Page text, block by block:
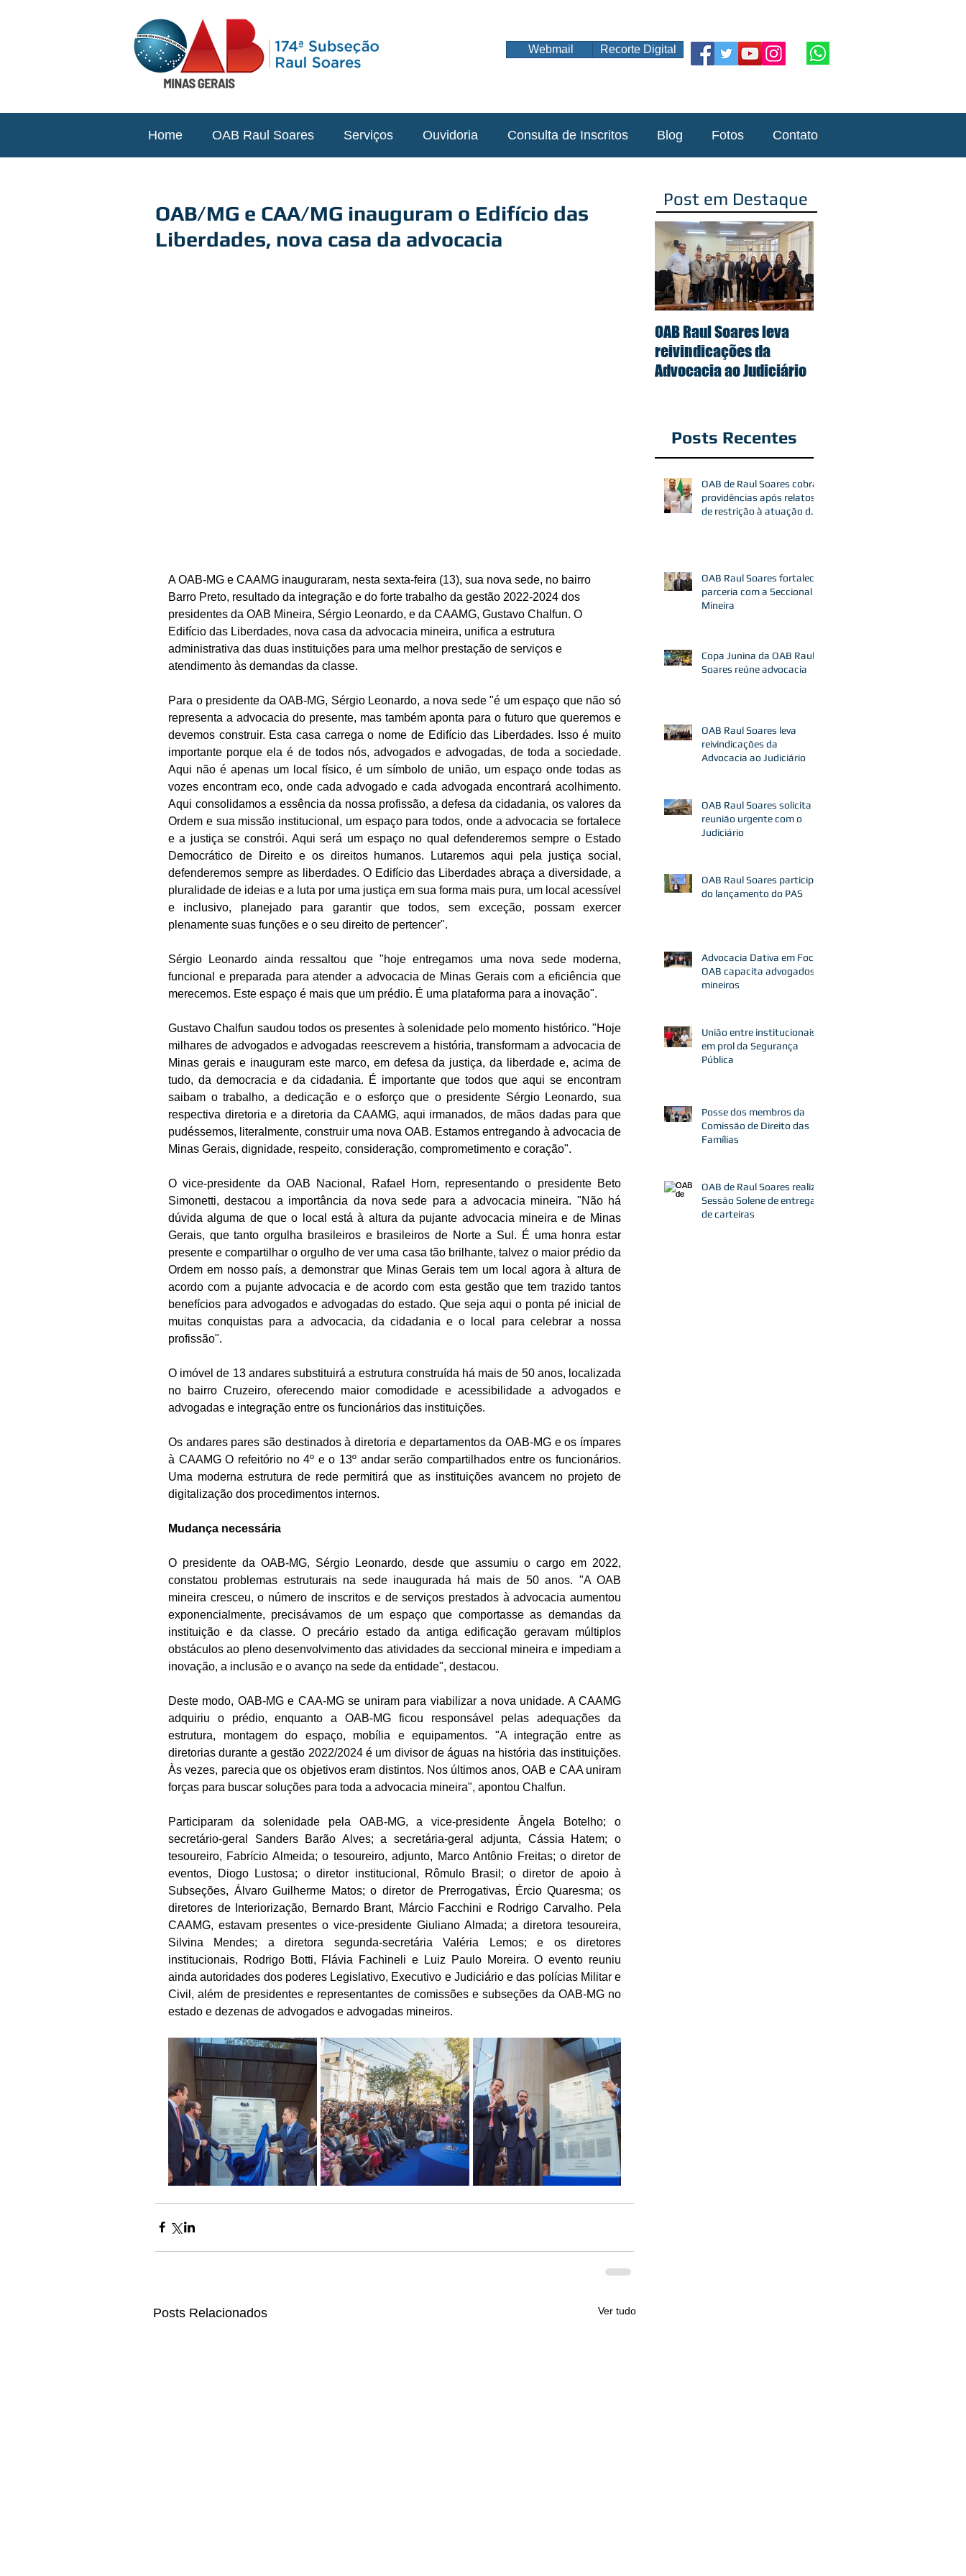
Webmail Recorte Digital
Home OAB Raul Soares Serviços Ouvidoria Consulta de Inscritos Blog Fotos Contato
OAB/MG e CAA/MG inauguram o Edifício das
Liberdades, nova casa da advocacia
A OAB-MG e CAAMG inauguraram, nesta sexta-feira (13), sua nova sede, no bairro
Barro Preto, resultado da integração e do forte trabalho da gestão 2022-2024 dos
presidentes da OAB Mineira, Sérgio Leonardo, e da CAAMG, Gustavo Chalfun. O
Edifício das Liberdades, nova casa da advocacia mineira, unifica a estrutura
administrativa das duas instituições para uma melhor prestação de serviços e
atendimento às demandas da classe.
Para o presidente da OAB-MG, Sérgio Leonardo, a nova sede "é um espaço que não só
representa a advocacia do presente, mas também aponta para o futuro que queremos e
devemos construir. Esta casa carrega o nome de Edifício das Liberdades. Isso é muito
importante porque ela é de todos nós, advogados e advogadas, de toda a sociedade.
Aqui não é apenas um local físico, é um símbolo de união, um espaço onde todas as
vozes encontram eco, onde cada advogado e cada advogada encontrará acolhimento.
Aqui consolidamos a essência da nossa profissão, a defesa da cidadania, os valores da
Ordem e sua missão institucional, um espaço para todos, onde a advocacia se fortalece
e a justiça se constrói. Aqui será um espaço no qual defenderemos sempre o Estado
Democrático de Direito e os direitos humanos. Lutaremos aqui pela justiça social,
defenderemos sempre as liberdades. O Edifício das Liberdades abraça a diversidade, a
pluralidade de ideias e a luta por uma justiça em sua forma mais pura, um local acessível
e inclusivo, planejado para garantir que todos, sem exceção, possam exercer
plenamente suas funções e o seu direito de pertencer".
Sérgio Leonardo ainda ressaltou que "hoje entregamos uma nova sede moderna,
funcional e preparada para atender a advocacia de Minas Gerais com a eficiência que
merecemos. Este espaço é mais que um prédio. É uma plataforma para a inovação".
Gustavo Chalfun saudou todos os presentes à solenidade pelo momento histórico. "Hoje
milhares de advogados e advogadas reescrevem a história, transformam a advocacia de
Minas gerais e inauguram este marco, em defesa da justiça, da liberdade e, acima de
tudo, da democracia e da cidadania. É importante que todos que aqui se encontram
saibam o trabalho, a dedicação e o esforço que o presidente Sérgio Leonardo, sua
respectiva diretoria e a diretoria da CAAMG, aqui irmanados, de mãos dadas para que
pudéssemos, literalmente, construir uma nova OAB. Estamos entregando à advocacia de
Minas Gerais, dignidade, respeito, consideração, comprometimento e coração".
O vice-presidente da OAB Nacional, Rafael Horn, representando o presidente Beto
Simonetti, destacou a importância da nova sede para a advocacia mineira. "Não há
dúvida alguma de que o local está à altura da pujante advocacia mineira e de Minas
Gerais, que tanto orgulha brasileiros e brasileiros de Norte a Sul. É uma honra estar
presente e compartilhar o orgulho de ver uma casa tão brilhante, talvez o maior prédio da
Ordem em nosso país, a demonstrar que Minas Gerais tem um local agora à altura de
acordo com a pujante advocacia e de acordo com esta gestão que tem trazido tantos
benefícios para advogados e advogadas do estado. Que seja aqui o ponta pé inicial de
muitas conquistas para a advocacia, da cidadania e o local para celebrar a nossa
profissão".
O imóvel de 13 andares substituirá a estrutura construída há mais de 50 anos, localizada
no bairro Cruzeiro, oferecendo maior comodidade e acessibilidade a advogados e
advogadas e integração entre os funcionários das instituições.
Os andares pares são destinados à diretoria e departamentos da OAB-MG e os ímpares
à CAAMG O refeitório no 4º e o 13º andar serão compartilhados entre os funcionários.
Uma moderna estrutura de rede permitirá que as instituições avancem no projeto de
digitalização dos procedimentos internos.
Mudança necessária
O presidente da OAB-MG, Sérgio Leonardo, desde que assumiu o cargo em 2022,
constatou problemas estruturais na sede inaugurada há mais de 50 anos. "A OAB
mineira cresceu, o número de inscritos e de serviços prestados à advocacia aumentou
exponencialmente, precisávamos de um espaço que comportasse as demandas da
instituição e da classe. O precário estado da antiga edificação geravam múltiplos
obstáculos ao pleno desenvolvimento das atividades da seccional mineira e impediam a
inovação, a inclusão e o avanço na sede da entidade", destacou.
Deste modo, OAB-MG e CAA-MG se uniram para viabilizar a nova unidade. A CAAMG
adquiriu o prédio, enquanto a OAB-MG ficou responsável pelas adequações da
estrutura, montagem do espaço, mobília e equipamentos. "A integração entre as
diretorias durante a gestão 2022/2024 é um divisor de águas na história das instituições.
Às vezes, parecia que os objetivos eram distintos. Nos últimos anos, OAB e CAA uniram
forças para buscar soluções para toda a advocacia mineira", apontou Chalfun.
Participaram da solenidade pela OAB-MG, a vice-presidente Ângela Botelho; o
secretário-geral Sanders Barão Alves; a secretária-geral adjunta, Cássia Hatem; o
tesoureiro, Fabrício Almeida; o tesoureiro, adjunto, Marco Antônio Freitas; o diretor de
eventos, Diogo Lustosa; o diretor institucional, Rômulo Brasil; o diretor de apoio à
Subseções, Álvaro Guilherme Matos; o diretor de Prerrogativas, Ércio Quaresma; os
diretores de Interiorização, Bernardo Brant, Márcio Facchini e Rodrigo Carvalho. Pela
CAAMG, estavam presentes o vice-presidente Giuliano Almada; a diretora tesoureira,
Silvina Mendes; a diretora segunda-secretária Valéria Lemos; e os diretores
institucionais, Rodrigo Botti, Flávia Fachineli e Luiz Paulo Moreira. O evento reuniu
ainda autoridades dos poderes Legislativo, Executivo e Judiciário e das polícias Militar e
Civil, além de presidentes e representantes de comissões e subseções da OAB-MG no
estado e dezenas de advogados e advogadas mineiros.
Posts Relacionados Ver tudo
Post em Destaque
OAB Raul Soares leva
reivindicações da
Advocacia ao Judiciário
Posts Recentes
OAB de Raul Soares cobra
providências após relatos
de restrição à atuação de
OAB Raul Soares fortalece
parceria com a Seccional
Mineira
Copa Junina da OAB Raul
Soares reúne advocacia
OAB Raul Soares leva
reivindicações da
Advocacia ao Judiciário
OAB Raul Soares solicita
reunião urgente com o
Judiciário
OAB Raul Soares participa
do lançamento do PAS
Advocacia Dativa em Foco:
OAB capacita advogados
mineiros
União entre institucionais
em prol da Segurança
Pública
Posse dos membros da
Comissão de Direito das
Famílias
OAB de Raul Soares realiza
Sessão Solene de entrega
de carteiras